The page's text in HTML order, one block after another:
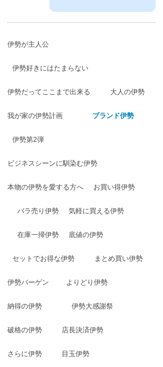
伊勢が主人公
伊勢好きにはたまらない
伊勢だってここまで出来る 大人の伊勢
我が家の伊勢計画 ブランド伊勢
伊勢第2弾
ビジネスシーンに馴染む伊勢
本物の伊勢を愛する方へ お買い得伊勢
バラ売り伊勢 気軽に買える伊勢
在庫一掃伊勢 底値の伊勢
セットでお得な伊勢 まとめ買い伊勢
伊勢バーゲン よりどり伊勢
納得の伊勢 伊勢大感謝祭
破格の伊勢 店長決済伊勢
さらに伊勢 目玉伊勢